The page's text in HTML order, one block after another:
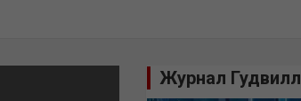
Журнал Гудвилл